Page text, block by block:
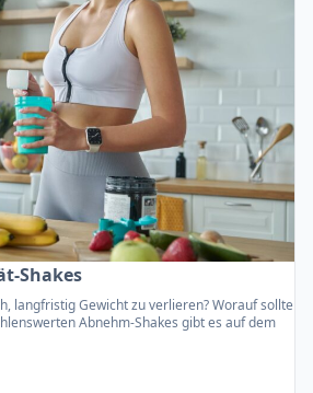
Shakes
langfristig Gewicht zu verlieren? Worauf sollte
Abnehm-Shakes gibt es auf dem